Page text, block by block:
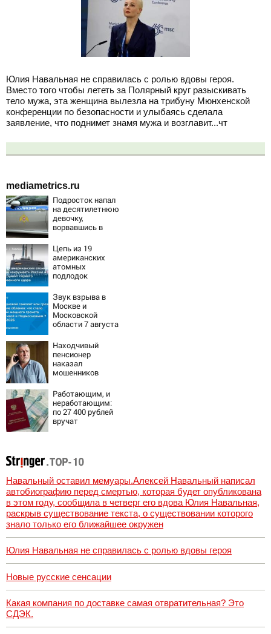
Юлия Навальная не справилась с ролью вдовы героя.
Вместо того чтобы лететь за Полярный круг разыскивать
тело мужа, эта женщина вылезла на трибуну Мюнхенской
конференции по безопасности и улыбаясь сделала
заявление, что поднимет знамя мужа и возглавит...чт
mediametrics.ru
Подросток напал
на десятилетнюю
девочку,
ворвавшись в
Цепь из 19
американских
атомных
подлодок
Россию и Китай:
это инструмент
первого
массированного
удара
Звук взрыва в
Москве и
Московской
области 7 августа
Причины,
источник, откуда
был громкий
хлопок
Находчивый
пенсионер
наказал
мошенников
способом
Работающим, и
неработающим:
по 27 400 рублей
вручат
Навальный оставил мемуары.Алексей Навальный написал
автобиографию перед смертью, которая будет опубликована
в этом году, сообщила в четверг его вдова Юлия Навальная,
раскрыв существование текста, о существовании которого
знало только его ближайшее окружен
Юлия Навальная не справилась с ролью вдовы героя
Новые русские сенсации
Какая компания по доставке самая отвратительная? Это
СДЭК.